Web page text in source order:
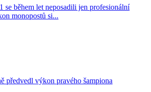
se během let neposadili jen profesionální
monopostů si...
předvedl výkon pravého šampiona